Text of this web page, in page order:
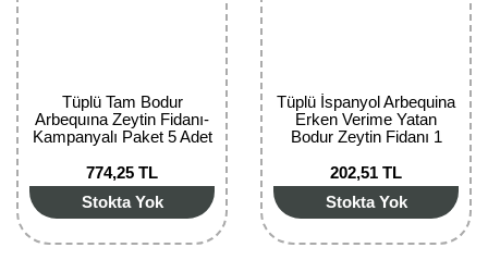
Tüplü Tam Bodur
Arbequına Zeytin Fidanı-
Kampanyalı Paket 5 Adet
774,25 TL
Stokta Yok
Tüplü İspanyol Arbequina
Erken Verime Yatan
Bodur Zeytin Fidanı 1
202,51 TL
Stokta Yok